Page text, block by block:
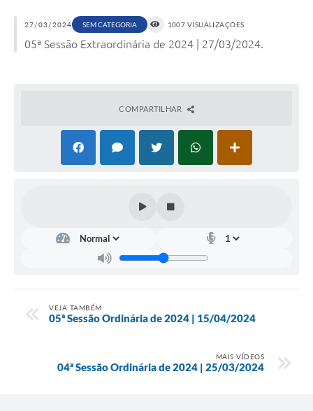
27/03/2024 SEM CATEGORIA 1007 VISUALIZAÇÕES
05ª Sessão Extraordinária de 2024 | 27/03/2024.
COMPARTILHAR
VEJA TAMBÉM
05ª Sessão Ordinária de 2024 | 15/04/2024
MAIS VÍDEOS
04ª Sessão Ordinária de 2024 | 25/03/2024